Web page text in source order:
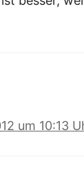
um 10:13